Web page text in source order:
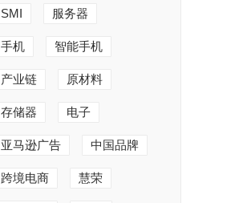
SMI 服务器
手机 智能手机
产业链 原材料
存储器 电子
亚马逊广告 中国品牌
跨境电商 慧荣